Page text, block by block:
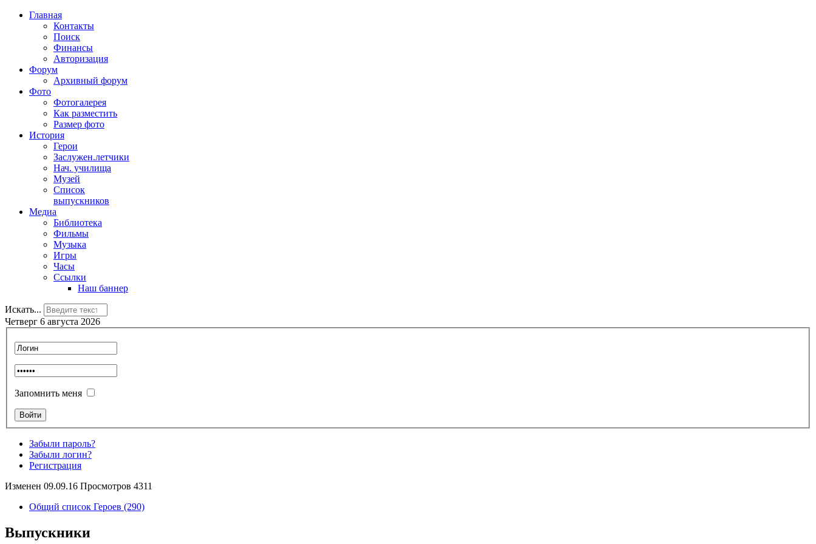
Главная
Контакты
Поиск
Финансы
Авторизация
Форум
Архивный форум
Фото
Фотогалерея
Как разместить
Размер фото
История
Герои
Заслужен.летчики
Нач. училища
Музей
Список
выпускников
Медиа
Библиотека
Фильмы
Музыка
Игры
Часы
Ссылки
Наш баннер
Искать...
Четверг 6 августа 2026
Запомнить меня
Забыли пароль?
Забыли логин?
Регистрация
Изменен 09.09.16 Просмотров 4311
Общий список Героев (290)
Выпускники